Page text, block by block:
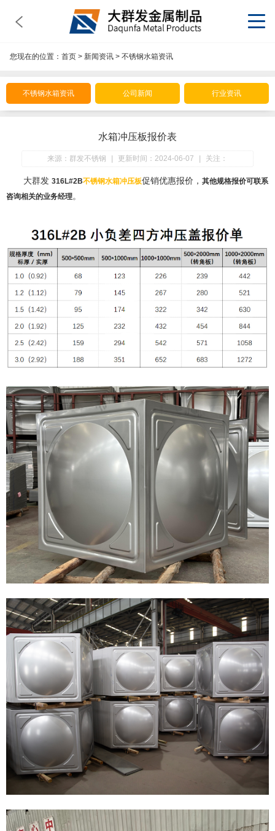
您现在的位置： 首页> 新闻资讯> 不锈钢水箱资讯
不锈钢水箱资讯 公司新闻 行业资讯
水箱冲压板报价表
来源：群发不锈钢 更新时间：2024-06-07 关注：
大群发316L#2B不锈钢水箱冲压板促销优惠报价，其他规格报价可联系
咨询相关的业务经理。